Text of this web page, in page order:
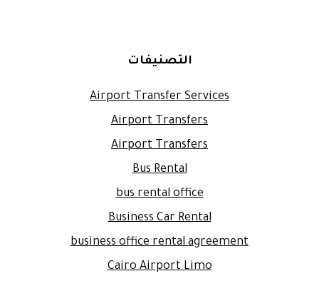
التصنيفات
Airport Transfer Services
Airport Transfers
Airport Transfers
Bus Rental
bus rental office
Business Car Rental
business office rental agreement
Cairo Airport Limo